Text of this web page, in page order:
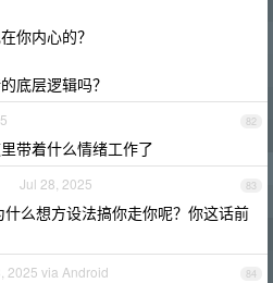
你内心的？
底层逻辑吗？
82
带着什么情绪工作了
83
Jul 28, 2025
么想方设法搞你走你呢？你这话前
84
2025 via Android